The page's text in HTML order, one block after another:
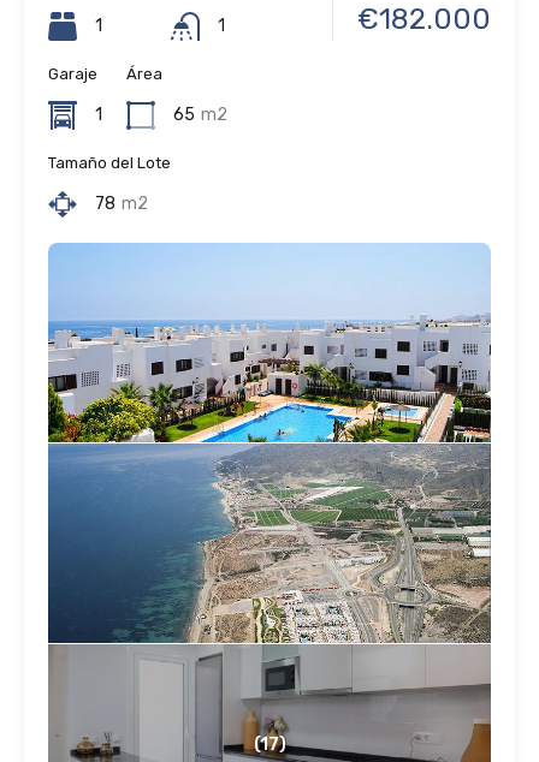
€182.000
1 1
Garaje
1
Área
65 m2
Tamaño del Lote
78 m2
(17)